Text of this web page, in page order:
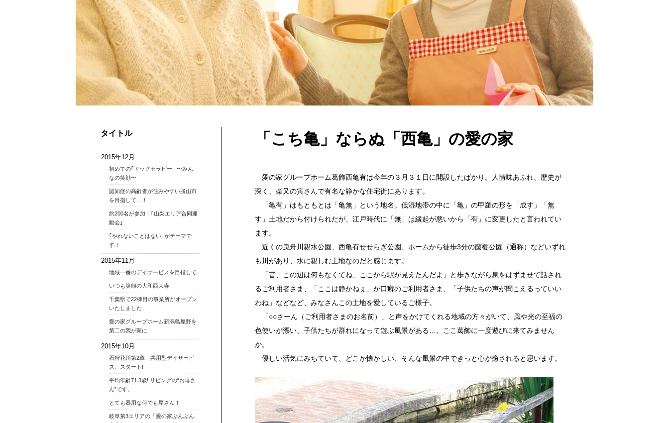
「こち亀」ならぬ「西亀」の愛の家
愛の家グループホーム葛飾西亀有は今年の３月３１日に開設したばかり。人情味あふれ、歴史が
深く、柴又の寅さんで有名な静かな住宅街にあります。
「亀有」はもともとは「亀無」という地名。低湿地帯の中に「亀」の甲羅の形を「成す」「無
す」土地だから付けられたが、江戸時代に「無」は縁起が悪いから「有」に変更したと言われてい
ます。
近くの曳舟川親水公園、西亀有せせらぎ公園、ホームから徒歩3分の藤棚公園（通称）などいずれ
も川があり、水に親しむ土地なのだと感じます。
「昔、この辺は何もなくてね、ここから駅が見えたんだよ」と歩きながら息をはずませて話され
るご利用者さま、「ここは静かねぇ」が口癖のご利用者さま、「子供たちの声が聞こえるっていい
わね」などなど、みなさんこの土地を愛しているご様子。
「○○さーん（ご利用者さまのお名前）」と声をかけてくれる地域の方々がいて、風や光の至福の
色使いが漂い、子供たちが群れになって遊ぶ風景がある…。ここ葛飾に一度遊びに来てみません
か。
優しい活気にみちていて、どこか懐かしい、そんな風景の中できっと心が癒されると思います。
タイトル
2015年12月
初めての｢ドッグセラピー｣ 〜みん
なの笑顔〜
認知症の高齢者が住みやすい勝山市
を目指して…！
約200名が参加！｢山梨エリア合同運
動会｣
｢やれないことはない｣がテーマで
す！
2015年11月
地域一番のデイサービスを目指して
いつも笑顔の大和西大寺
千葉県で22棟目の事業所がオープン
いたしました
愛の家グループホーム新潟鳥屋野を
第二の我が家に！
2015年10月
石狩花川第2章 共用型デイサービ
ス、スタート!
平均年齢71.3歳! リビングの“お母さ
ん”です。
とても器用な何でも屋さん！
岐阜第3エリアの「愛の家ぶんぶん